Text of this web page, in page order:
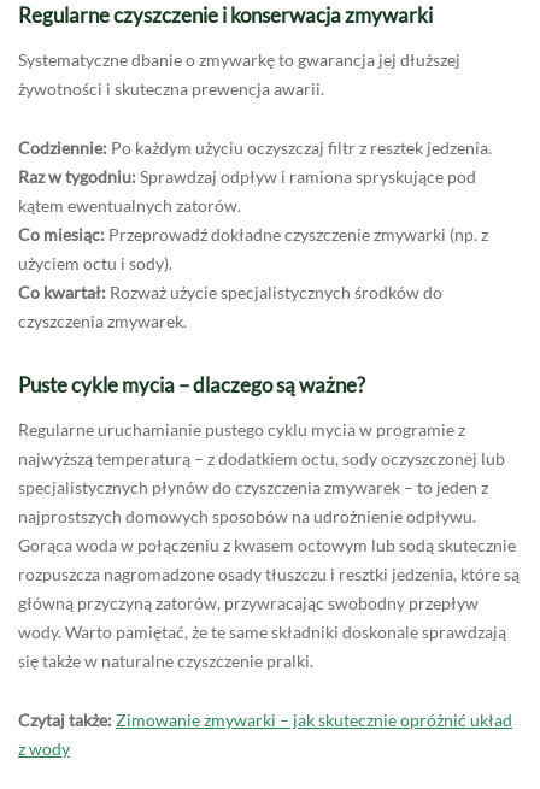
Regularne czyszczenie i konserwacja zmywarki
Systematyczne dbanie o zmywarkę to gwarancja jej dłuższej
żywotności i skuteczna prewencja awarii.
Codziennie: Po każdym użyciu oczyszczaj filtr z resztek jedzenia.
Raz w tygodniu: Sprawdzaj odpływ i ramiona spryskujące pod
kątem ewentualnych zatorów.
Co miesiąc: Przeprowadź dokładne czyszczenie zmywarki (np. z
użyciem octu i sody).
Co kwartał: Rozważ użycie specjalistycznych środków do
czyszczenia zmywarek.
Puste cykle mycia – dlaczego są ważne?
Regularne uruchamianie pustego cyklu mycia w programie z
najwyższą temperaturą – z dodatkiem octu, sody oczyszczonej lub
specjalistycznych płynów do czyszczenia zmywarek – to jeden z
najprostszych domowych sposobów na udrożnienie odpływu.
Gorąca woda w połączeniu z kwasem octowym lub sodą skutecznie
rozpuszcza nagromadzone osady tłuszczu i resztki jedzenia, które są
główną przyczyną zatorów, przywracając swobodny przepływ
wody. Warto pamiętać, że te same składniki doskonale sprawdzają
się także w naturalne czyszczenie pralki.
Czytaj także: Zimowanie zmywarki – jak skutecznie opróżnić układ
z wody